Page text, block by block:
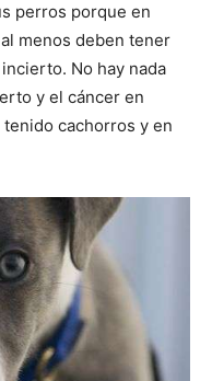
perros porque en
menos deben tener
No hay nada
y el cáncer en
cachorros y en